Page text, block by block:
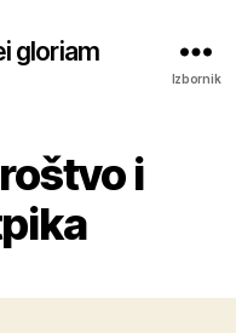
gloriam
Izbornik
i